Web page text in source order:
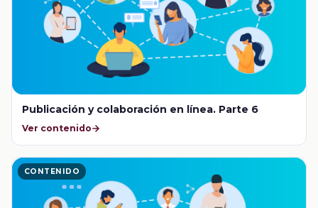
Publicación y colaboración en línea. Parte 6
Ver contenido
CONTENIDO